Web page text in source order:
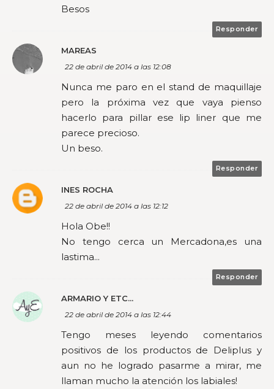
Besos
Responder
MAREAS
22 de abril de 2014 a las 12:08
Nunca me paro en el stand de maquillaje
pero la próxima vez que vaya pienso
hacerlo para pillar ese lip liner que me
parece precioso.
Un beso.
Responder
INES ROCHA
22 de abril de 2014 a las 12:12
Hola Obe!!
No tengo cerca un Mercadona,es una
lastima...
Responder
ARMARIO Y ETC...
22 de abril de 2014 a las 12:44
Tengo meses leyendo comentarios
positivos de los productos de Deliplus y
aun no he logrado pasarme a mirar, me
llaman mucho la atención los labiales!